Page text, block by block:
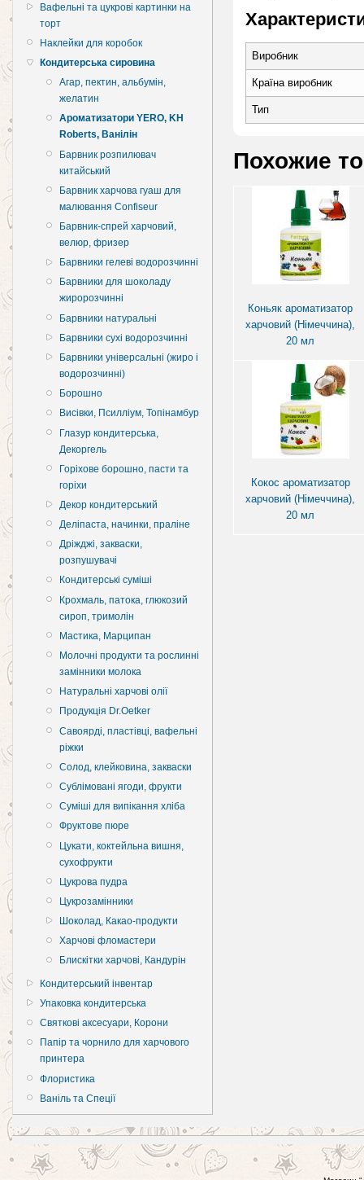
Вафельні та цукрові картинки на
торт
Наклейки для коробок
Кондитерська сировина
Агар, пектин, альбумін,
желатин
Ароматизатори YERO, KH
Roberts, Ванілін
Барвник розпилювач
китайський
Барвник харчова гуаш для
малювання Confiseur
Барвник-спрей харчовий,
велюр, фризер
Барвники гелеві водорозчинні
Барвники для шоколаду
жиророзчинні
Барвники натуральні
Барвники сухі водорозчинні
Барвники універсальні (жиро і
водорозчинні)
Борошно
Висівки, Псилліум, Топінамбур
Глазур кондитерська,
Декоргель
Горіхове борошно, пасти та
горіхи
Декор кондитерський
Деліпаста, начинки, праліне
Дріжджі, закваски,
розпушувачі
Кондитерські суміші
Крохмаль, патока, глюкозий
сироп, тримолін
Мастика, Марципан
Молочні продукти та рослинні
замінники молока
Натуральні харчові олії
Продукція Dr.Oetker
Савоярді, пластівці, вафельні
ріжки
Солод, клейковина, закваски
Сублімовані ягоди, фрукти
Суміші для випікання хліба
Фруктове пюре
Цукати, коктейльна вишня,
сухофрукти
Цукрова пудра
Цукрозамінники
Шоколад, Какао-продукти
Харчові фломастери
Блискітки харчові, Кандурін
Кондитерський інвентар
Упаковка кондитерська
Святкові аксесуари, Корони
Папір та чорнило для харчового
принтера
Флористика
Ваніль та Спеції
Виробник
Країна виробник
Тип
Похожие
Коньяк ароматизатор
харчовий (Німеччина),
20 мл
Кокос ароматизатор
харчовий (Німеччина),
20 мл